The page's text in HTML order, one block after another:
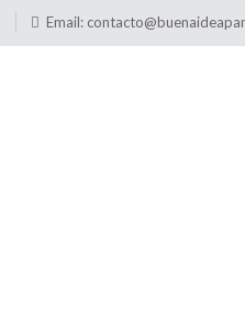
Email: